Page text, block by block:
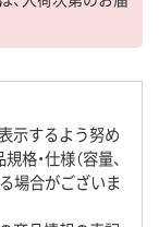
示するよう努め
格・仕様（容量、
場合がございま